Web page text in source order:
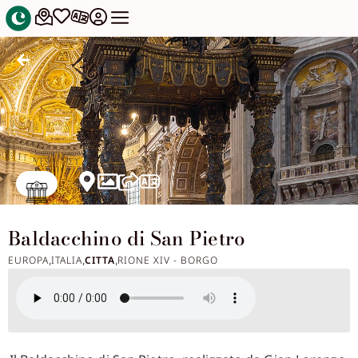
Baldacchino di San Pietro
EUROPA,ITALIA,CITTA,RIONE XIV - BORGO